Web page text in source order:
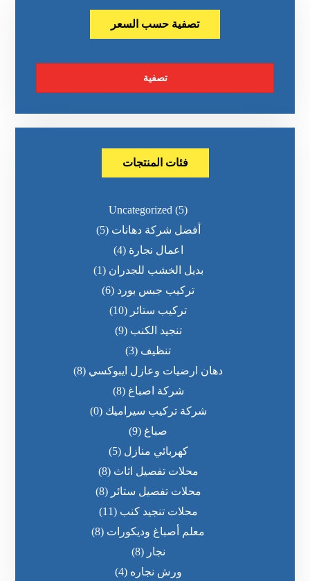
تصفية حسب السعر
تصفية
فئات المنتجات
Uncategorized (5)
أفضل شركة دهانات (5)
اعمال نجارة (4)
بديل الخشب للجدران (1)
تركيب جبس بورد (6)
تركيب ستائر (10)
تنجيد الكنب (9)
تنظيف (3)
دهان ارضيات وعازل ايبوكسي (8)
شركة اصباغ (8)
شركة تركيب سيراميك (0)
صباغ (9)
كهربائي منازل (5)
محلات تفصيل اثاث (8)
محلات تفصيل ستائر (8)
محلات تنجيد كنب (11)
معلم أصباغ وديكورات (8)
نجار (8)
ورش نجاره (4)